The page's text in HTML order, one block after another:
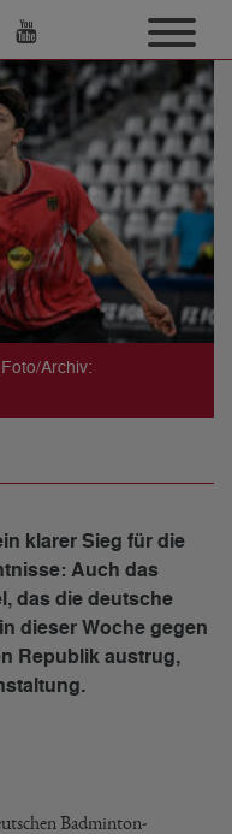
Archiv:
klarer Sieg für die
Auch das
das die deutsche
dieser Woche gegen
Republik austrug,
Badminton-